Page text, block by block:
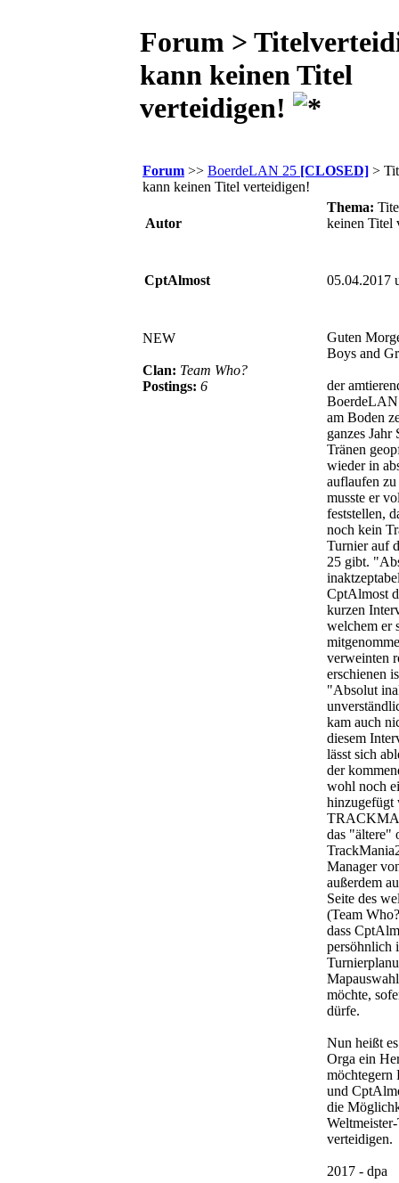
Forum >
kann keinen Titel
verteidigen!
Forum >> BoerdeLAN 25 [CLOSED] >
kann keinen Titel verteidigen!
Autor
Thema:
keinen Titel
CptAlmost 05.04.2017
NEW
Clan: Team Who?
Postings: 6
Guten
Boys and
der
am Boden
ganzes Jahr
Tränen
wieder in
auflaufen
musste er
feststellen,
noch kein
Turnier auf
25 gibt.
CptAlmost
kurzen
welchem er
verweinten
erschienen
"Absolut
kam auch
diesem
lässt sich
der
wohl noch
hinzugefügt
das "ältere"
Manager
außerdem
Seite des
(Team
dass
persöhnlich
möchte,
dürfe.
Nun heißt
Orga ein
möchtegern
und
die
verteidigen.
2017 - dpa